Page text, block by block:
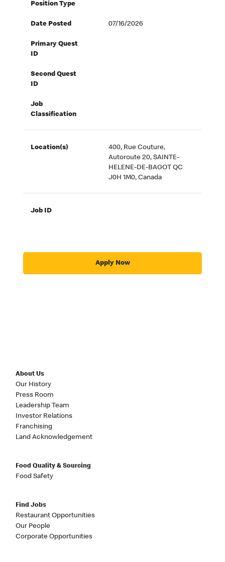
Position Type
Date Posted 07/16/2026
Primary Quest
ID
Second Quest
ID
Job
Classification
Location(s)
400, Rue Couture,
Autoroute 20, SAINTE-
HELENE-DE-BAGOT QC
J0H 1M0, Canada
Job ID
Apply Now
About Us
Our History
Press Room
Leadership Team
Investor Relations
Franchising
Land Acknowledgement
Food Quality & Sourcing
Food Safety
Find Jobs
Restaurant Opportunities
Our People
Corporate Opportunities